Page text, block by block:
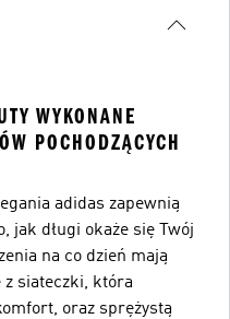
WYKONANE
POCHODZĄCYCH
adidas zapewnią
jak długi okaże się Twój
na co dzień mają
siateczki, która
oraz sprężystą